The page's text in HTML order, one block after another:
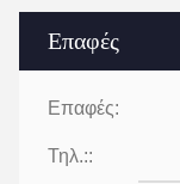
Επαφές
Επαφές:
Τηλ.::